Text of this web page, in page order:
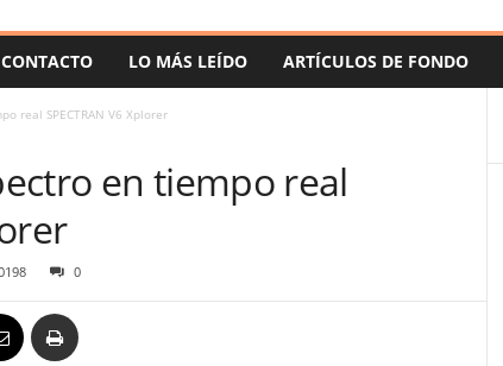
CONTACTO LO MÁS LEÍDO ARTÍCULOS DE FONDO
real SPECTRAN V6 Xplorer
en tiempo real
0